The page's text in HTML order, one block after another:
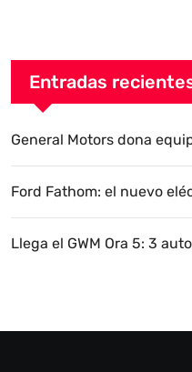
Entradas
General Motors dona
Ford Fathom: el nuevo
Llega el GWM Ora 5: 3